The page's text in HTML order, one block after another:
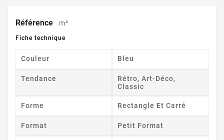
Référence m²
Fiche technique
Couleur Bleu
Tendance
Rétro, Art-Déco,
Classic
Forme Rectangle Et Carré
Format Petit Format